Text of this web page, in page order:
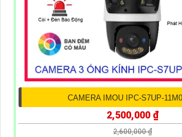
CAMERA IMOU IPC-S7UP-
2,500,000 ₫
2,600,000 ₫